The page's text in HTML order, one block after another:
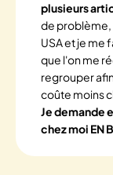
plusieurs
de problème,
USA et je me
que l'on me
regrouper
coûte moins
Je demande
chez moi EN